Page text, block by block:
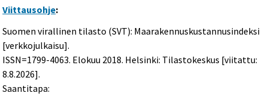
Viittausohje:
Suomen virallinen tilasto (SVT): Maarakennuskustannusindeksi
[verkkojulkaisu].
ISSN=1799-4063. Elokuu 2018. Helsinki: Tilastokeskus [viitattu:
8.8.2026].
Saantitapa: